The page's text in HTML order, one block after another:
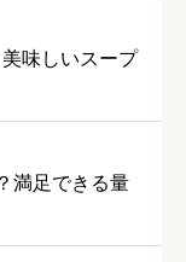
味しいスープ
満足できる量